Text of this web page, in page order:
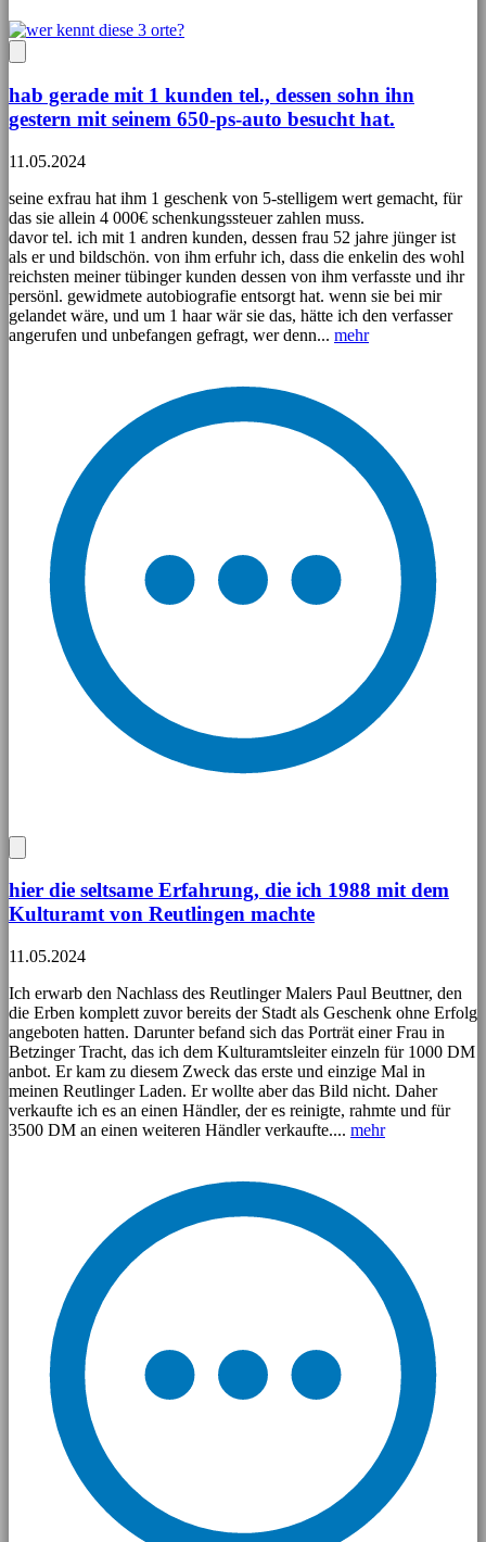
hab gerade mit 1 kunden tel., dessen sohn ihn
gestern mit seinem 650-ps-auto besucht hat.
11.05.2024
seine exfrau hat ihm 1 geschenk von 5-stelligem wert gemacht, für
das sie allein 4 000€ schenkungssteuer zahlen muss.
davor tel. ich mit 1 andren kunden, dessen frau 52 jahre jünger ist
als er und bildschön. von ihm erfuhr ich, dass die enkelin des wohl
reichsten meiner tübinger kunden dessen von ihm verfasste und ihr
persönl. gewidmete autobiografie entsorgt hat. wenn sie bei mir
gelandet wäre, und um 1 haar wär sie das, hätte ich den verfasser
angerufen und unbefangen gefragt, wer denn... mehr
hier die seltsame Erfahrung, die ich 1988 mit dem
Kulturamt von Reutlingen machte
11.05.2024
Ich erwarb den Nachlass des Reutlinger Malers Paul Beuttner, den
die Erben komplett zuvor bereits der Stadt als Geschenk ohne Erfolg
angeboten hatten. Darunter befand sich das Porträt einer Frau in
Betzinger Tracht, das ich dem Kulturamtsleiter einzeln für 1000 DM
anbot. Er kam zu diesem Zweck das erste und einzige Mal in
meinen Reutlinger Laden. Er wollte aber das Bild nicht. Daher
verkaufte ich es an einen Händler, der es reinigte, rahmte und für
3500 DM an einen weiteren Händler verkaufte.... mehr